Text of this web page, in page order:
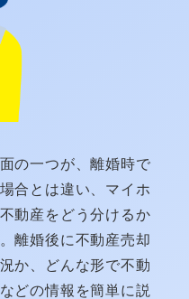
の一つが、離婚時で
合とは違い、マイホ
動産をどう分けるか
離婚後に不動産売却
か、どんな形で不動
どの情報を簡単に説